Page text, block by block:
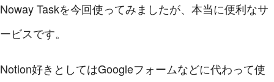
Noway Taskを今回使ってみましたが、本当に便利なサ
ービスです。
Notion好きとしてはGoogleフォームなどに代わって使